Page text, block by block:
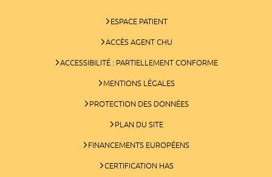
ESPACE PATIENT
ACCÈS AGENT CHU
ACCESSIBILITÉ : PARTIELLEMENT CONFORME
MENTIONS LÉGALES
PROTECTION DES DONNÉES
PLAN DU SITE
FINANCEMENTS EUROPÉENS
CERTIFICATION HAS